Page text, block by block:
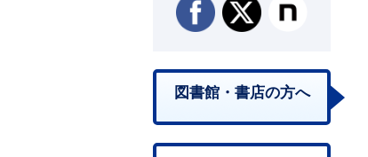
図書館・書店の方へ